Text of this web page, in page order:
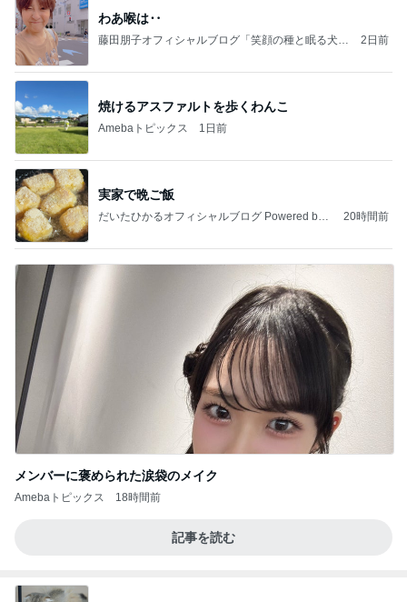
わあ喉は‥
藤田朋子オフィシャルブログ「笑顔の種と眠る犬」
2日前
焼けるアスファルトを歩くわんこ
Amebaトピックス 1日前
実家で晩ご飯
だいたひかるオフィシャルブログ Powered by
20時間前
メンバーに褒められた涙袋のメイク
Amebaトピックス 18時間前
記事を読む